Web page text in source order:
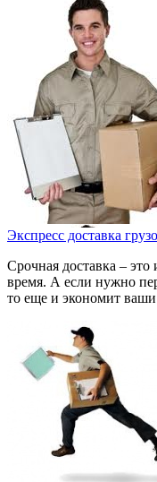
Экспресс доставка
Срочная доставка –
время. А если нужно
то еще и экономит ваши